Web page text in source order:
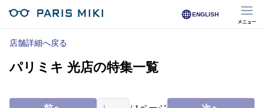
ENGLISH
メニュー
マイページ
Opera Club会員
店舗詳細へ戻る
パリミキ 光店の特集一覧